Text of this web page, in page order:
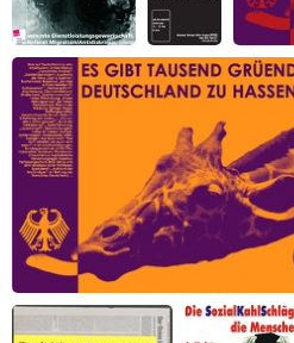
Tag der Einheit
der Menschen
2001
Den
nationalen
Konsens
brechen -
antifaschistische
Strukturen
aufbauen!
Es gibt
Es gibt 1000 Gründe,
hassen 2002, Version 1